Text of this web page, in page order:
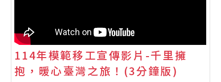
114年模範移工宣傳影片-千里擁
抱，暖心臺灣之旅！(3分鐘版)